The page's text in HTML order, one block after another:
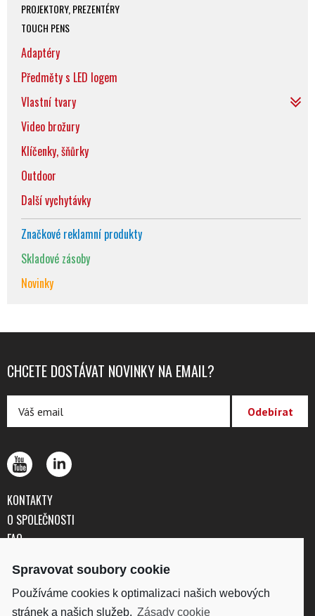
PROJEKTORY, PREZENTÉRY
TOUCH PENS
Adaptéry
Předměty s LED logem
Vlastní tvary
Video brožury
Klíčenky, šňůrky
Outdoor
Další vychytávky
Značkové reklamní produkty
Skladové zásoby
Novinky
CHCETE DOSTÁVAT NOVINKY NA EMAIL?
KONTAKTY
O SPOLEČNOSTI
FAQ
OCHRANA OSOBNÍCH ÚDAJŮ
Spravovat soubory cookie
Používáme cookies k optimalizaci našich webových
stránek a našich služeb. Zásady cookie